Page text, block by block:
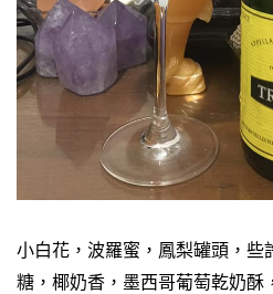
小白花，波羅蜜，鳳梨罐頭，些
糖，椰奶香，墨西哥葡萄乾奶酥